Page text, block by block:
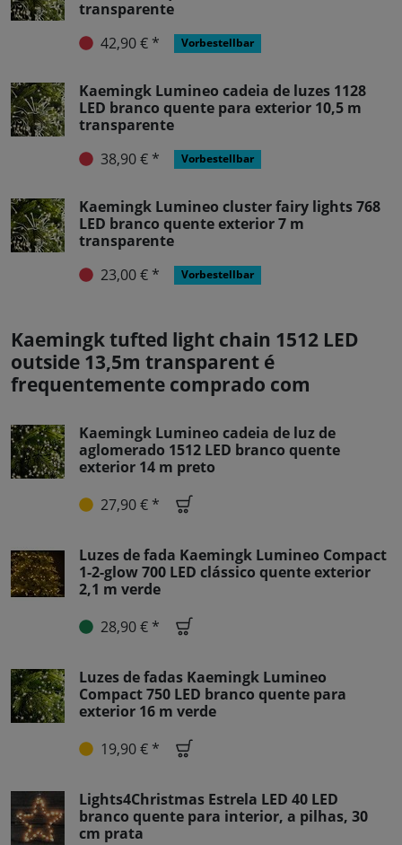
transparente
42,90 € *
Vorbestellbar
Kaemingk Lumineo cadeia de luzes 1128
LED branco quente para exterior 10,5 m
transparente
38,90 € *
Vorbestellbar
Kaemingk Lumineo cluster fairy lights 768
LED branco quente exterior 7 m
transparente
23,00 € *
Vorbestellbar
Kaemingk tufted light chain 1512 LED
outside 13,5m transparent é
frequentemente comprado com
Kaemingk Lumineo cadeia de luz de
aglomerado 1512 LED branco quente
exterior 14 m preto
27,90 € *
Luzes de fada Kaemingk Lumineo Compact
1-2-glow 700 LED clássico quente exterior
2,1 m verde
28,90 € *
Luzes de fadas Kaemingk Lumineo
Compact 750 LED branco quente para
exterior 16 m verde
19,90 € *
Lights4Christmas Estrela LED 40 LED
branco quente para interior, a pilhas, 30
cm prata